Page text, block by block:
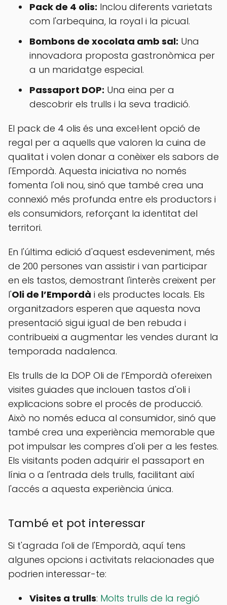
Pack de 4 olis: Inclou diferents varietats
com l'arbequina, la royal i la picual.
Bombons de xocolata amb sal: Una
innovadora proposta gastronòmica per
a un maridatge especial.
Passaport DOP: Una eina per a
descobrir els trulls i la seva tradició.
El pack de 4 olis és una excel·lent opció de
regal per a aquells que valoren la cuina de
qualitat i volen donar a conèixer els sabors de
l'Empordà. Aquesta iniciativa no només
fomenta l'oli nou, sinó que també crea una
connexió més profunda entre els productors i
els consumidors, reforçant la identitat del
territori.
En l'última edició d'aquest esdeveniment, més
de 200 persones van assistir i van participar
en els tastos, demostrant l'interès creixent per
l'Oli de l’Empordà i els productes locals. Els
organitzadors esperen que aquesta nova
presentació sigui igual de ben rebuda i
contribueixi a augmentar les vendes durant la
temporada nadalenca.
Els trulls de la DOP Oli de l’Empordà ofereixen
visites guiades que inclouen tastos d'oli i
explicacions sobre el procés de producció.
Això no només educa al consumidor, sinó que
també crea una experiència memorable que
pot impulsar les compres d'oli per a les festes.
Els visitants poden adquirir el passaport en
línia o a l'entrada dels trulls, facilitant així
l'accés a aquesta experiència única.
També et pot interessar
Si t'agrada l'oli de l'Empordà, aquí tens
algunes opcions i activitats relacionades que
podrien interessar-te:
Visites a trulls: Molts trulls de la regió